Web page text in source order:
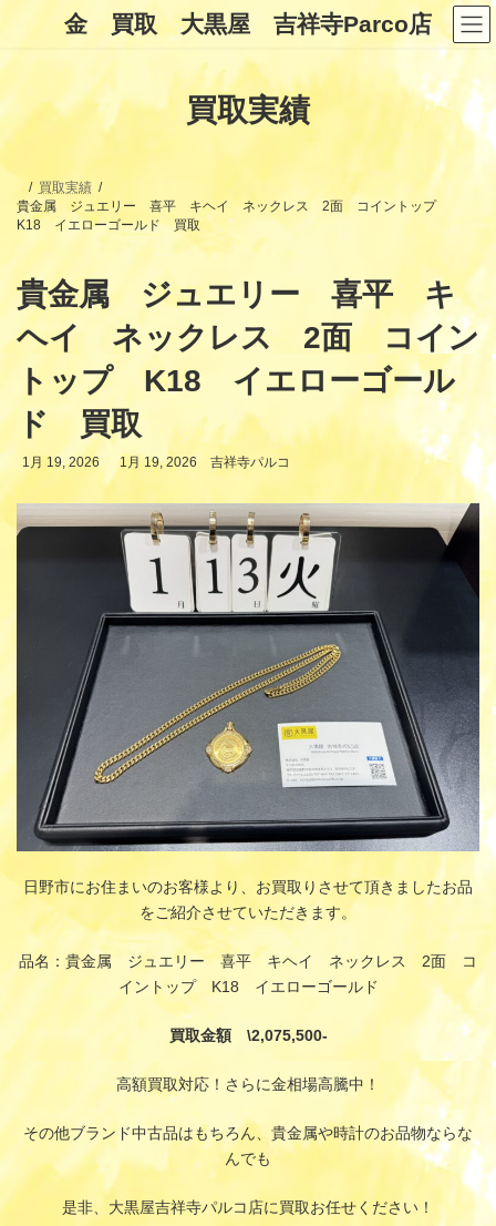
ン
キ
ッ
ー
に
移
金 買取 大黒屋 吉祥寺Parco店
買取実績
買取実績
貴金属 ジュエリー 喜平 キヘイ ネックレス 2面 コイントップ
K18 イエローゴールド 買取
貴金属 ジュエリー 喜平 キ
ヘイ ネックレス 2面 コイン
トップ K18 イエローゴール
ド 買取
1月 19, 2026
最
新
日
時
1月 19, 2026 吉祥寺パルコ
日野市にお住まいのお客様より、お買取りさせて頂きましたお品
をご紹介させていただきます。
品名：貴金属 ジュエリー 喜平 キヘイ ネックレス 2面 コ
イントップ K18 イエローゴールド
買取金額 \2,075,500-
高額買取対応！さらに金相場高騰中！
その他ブランド中古品はもちろん、貴金属や時計のお品物ならな
んでも
是非、大黒屋吉祥寺パルコ店に買取お任せください！